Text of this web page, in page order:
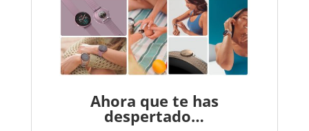
Ahora que te has
despertado…